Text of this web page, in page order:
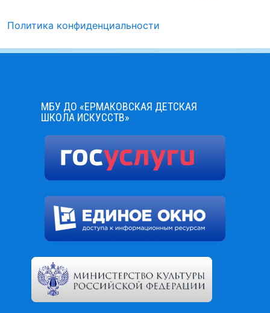
Политика конфиденциальности
МБУ ДО «ЕРМАКОВСКАЯ ДЕТСКАЯ
ШКОЛА ИСКУССТВ»